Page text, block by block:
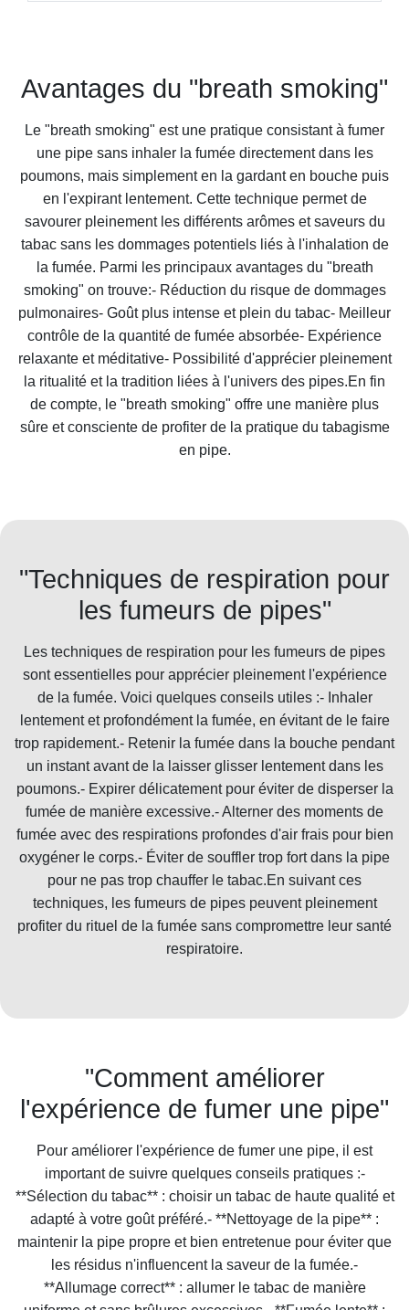
Avantages du "breath smoking"
Le "breath smoking" est une pratique consistant à fumer
une pipe sans inhaler la fumée directement dans les
poumons, mais simplement en la gardant en bouche puis
en l'expirant lentement. Cette technique permet de
savourer pleinement les différents arômes et saveurs du
tabac sans les dommages potentiels liés à l'inhalation de
la fumée. Parmi les principaux avantages du "breath
smoking" on trouve:- Réduction du risque de dommages
pulmonaires- Goût plus intense et plein du tabac- Meilleur
contrôle de la quantité de fumée absorbée- Expérience
relaxante et méditative- Possibilité d'apprécier pleinement
la ritualité et la tradition liées à l'univers des pipes.En fin
de compte, le "breath smoking" offre une manière plus
sûre et consciente de profiter de la pratique du tabagisme
en pipe.
"Techniques de respiration pour
les fumeurs de pipes"
Les techniques de respiration pour les fumeurs de pipes
sont essentielles pour apprécier pleinement l'expérience
de la fumée. Voici quelques conseils utiles :- Inhaler
lentement et profondément la fumée, en évitant de le faire
trop rapidement.- Retenir la fumée dans la bouche pendant
un instant avant de la laisser glisser lentement dans les
poumons.- Expirer délicatement pour éviter de disperser la
fumée de manière excessive.- Alterner des moments de
fumée avec des respirations profondes d'air frais pour bien
oxygéner le corps.- Éviter de souffler trop fort dans la pipe
pour ne pas trop chauffer le tabac.En suivant ces
techniques, les fumeurs de pipes peuvent pleinement
profiter du rituel de la fumée sans compromettre leur santé
respiratoire.
"Comment améliorer
l'expérience de fumer une pipe"
Pour améliorer l'expérience de fumer une pipe, il est
important de suivre quelques conseils pratiques :-
**Sélection du tabac** : choisir un tabac de haute qualité et
adapté à votre goût préféré.- **Nettoyage de la pipe** :
maintenir la pipe propre et bien entretenue pour éviter que
les résidus n'influencent la saveur de la fumée.-
**Allumage correct** : allumer le tabac de manière